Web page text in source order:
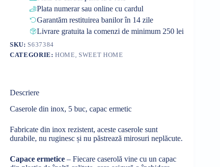
Plata numerar sau online cu cardul
Garantăm restituirea banilor în 14 zile
Livrare gratuita la comenzi de minimum 250 lei
SKU: S637384
CATEGORIE:HOME, SWEET HOME
Descriere
Caserole din inox, 5 buc, capac ermetic
Fabricate din inox rezistent, aceste caserole sunt
durabile, nu ruginesc și nu păstrează mirosuri neplăcute.
Capace ermetice – Fiecare caserolă vine cu un capac